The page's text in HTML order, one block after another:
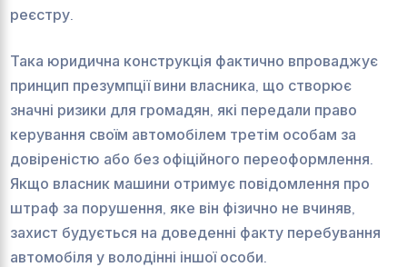
реєстру.
Така юридична конструкція фактично впроваджує
принцип презумпції вини власника, що створює
значні ризики для громадян, які передали право
керування своїм автомобілем третім особам за
довіреністю або без офіційного переоформлення.
Якщо власник машини отримує повідомлення про
штраф за порушення, яке він фізично не вчиняв,
захист будується на доведенні факту перебування
автомобіля у володінні іншої особи.